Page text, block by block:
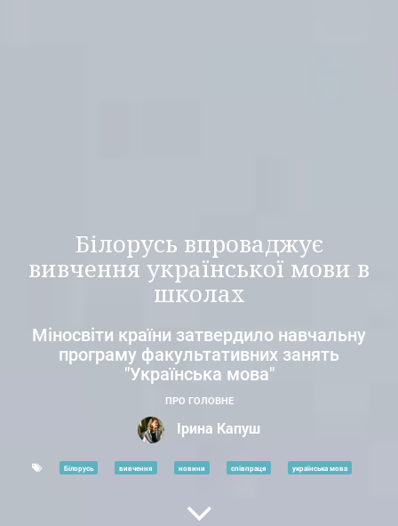
Білорусь впроваджує
вивчення української мови в
школах
Міносвіти країни затвердило навчальну
програму факультативних занять
"Українська мова"
ПРО ГОЛОВНЕ
Ірина Капуш
Білорусь вивчення новини співпраця українська мова